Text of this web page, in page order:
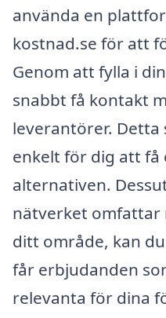
använda en
kostnad.se för att
Genom att fylla i
snabbt få kontakt
leverantörer.
enkelt för dig att få
alternativen.
nätverket omfattar
ditt område, kan
får erbjudanden
relevanta för dina